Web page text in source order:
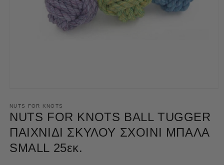
1
στο
βοηθητικό
παράθυρο
NUTS FOR KNOTS
NUTS FOR KNOTS BALL TUGGER
ΠΑΙΧΝΙΔΙ ΣΚΥΛΟΥ ΣΧΟΙΝΙ ΜΠΑΛΑ
SMALL 25εκ.